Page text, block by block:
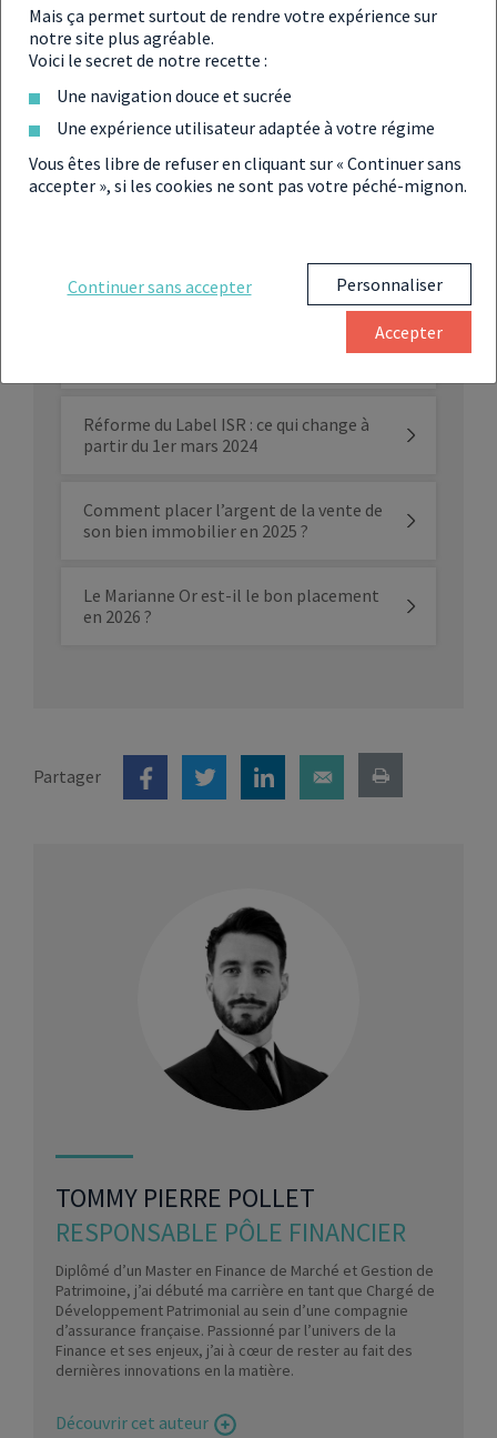
2020 sera-t-elle l’année de l’or ?
Le “shadow banking”, l’autre facette de
la finance
Meilleurs placements financiers 2023 :
les réponses de ChatGPT !
révolutionner le monde de la finance
Quels sont les placements à privilégier
Réforme du Label ISR : ce qui change à
partir du 1er mars 2024
Comment placer l’argent de la vente de
son bien immobilier en 2025 ?
Le Marianne Or est-il le bon placement
en 2026 ?
Partager
TOMMY PIERRE POLLET
RESPONSABLE PÔLE FINANCIER
Diplômé d’un Master en Finance de Marché et Gestion de
Patrimoine, j’ai débuté ma carrière en tant que Chargé de
Développement Patrimonial au sein d’une compagnie
d’assurance française. Passionné par l’univers de la
Finance et ses enjeux, j’ai à cœur de rester au fait des
dernières innovations en la matière.
Découvrir cet auteur
Mais ça permet surtout de rendre votre expérience sur
notre site plus agréable.
Voici le secret de notre recette :
Une navigation douce et sucrée
Une expérience utilisateur adaptée à votre régime
Vous êtes libre de refuser en cliquant sur « Continuer sans
accepter », si les cookies ne sont pas votre péché-mignon.
Continuer sans accepter Personnaliser
Accepter